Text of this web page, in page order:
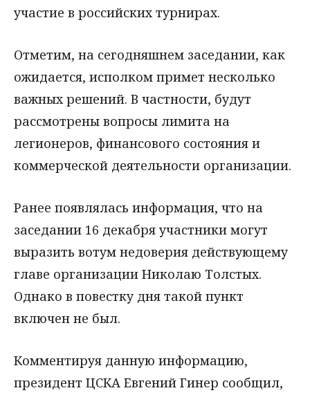
участие в российских турнирах.
Отметим, на сегодняшнем заседании, как
ожидается, исполком примет несколько
важных решений. В частности, будут
рассмотрены вопросы лимита на
легионеров, финансового состояния и
коммерческой деятельности организации.
Ранее появлялась информация, что на
заседании 16 декабря участники могут
выразить вотум недоверия действующему
главе организации Николаю Толстых.
Однако в повестку дня такой пункт
включен не был.
Комментируя данную информацию,
президент ЦСКА Евгений Гинер сообщил,